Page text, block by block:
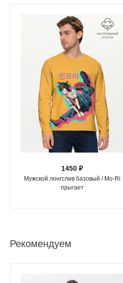
1450 ₽
Мужской лонгслив базовый / Mo-Ri
прыгает
Рекомендуем